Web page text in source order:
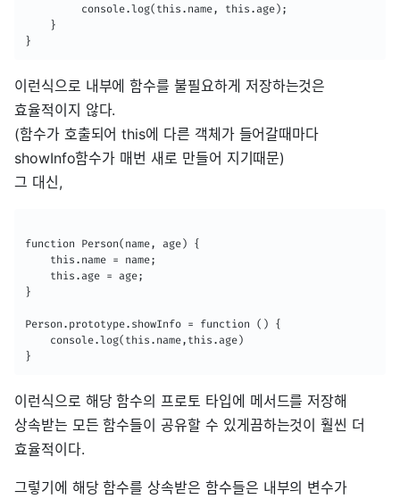
         console.log(this.name, this.age);
    }
}
이런식으로 내부에 함수를 불필요하게 저장하는것은
효율적이지 않다.
(함수가 호출되어 this에 다른 객체가 들어갈때마다
showInfo함수가 매번 새로 만들어 지기때문)
그 대신,
function Person(name, age) {
    this.name = name;
    this.age = age;
}
Person.prototype.showInfo = function () {
    console.log(this.name,this.age)
}
이런식으로 해당 함수의 프로토 타입에 메서드를 저장해
상속받는 모든 함수들이 공유할 수 있게끔하는것이 훨씬 더
효율적이다.
그렇기에 해당 함수를 상속받은 함수들은 내부의 변수가